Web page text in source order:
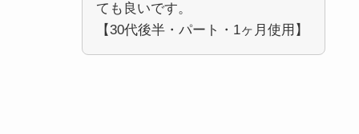
ても良いです。
【30代後半・パート・1ヶ月使用】